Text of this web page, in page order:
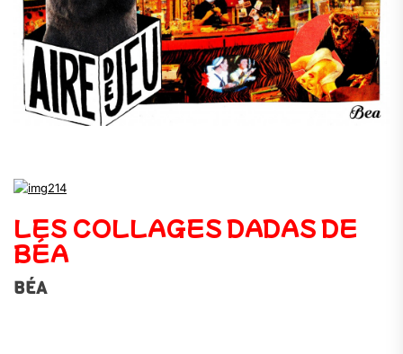
LES COLLAGES DADAS DE
BÉA
BÉA